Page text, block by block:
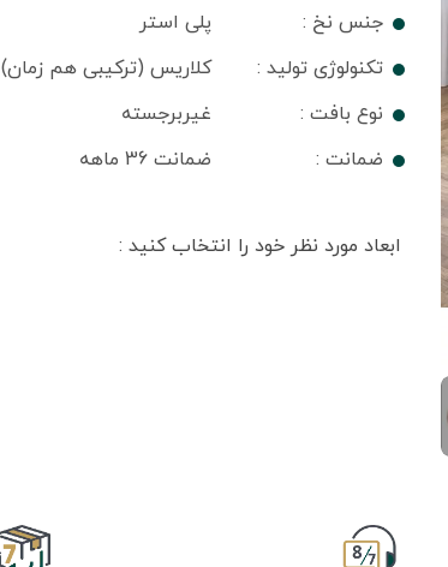
جنس نخ :
پلی استر
تکنولوژی تولید :
کلاریس (ترکیبی هم زمان)
نوع بافت :
غیربرجسته
ضمانت :
ضمانت 36 ماهه
ابعاد مورد نظر خود را انتخاب کنید :